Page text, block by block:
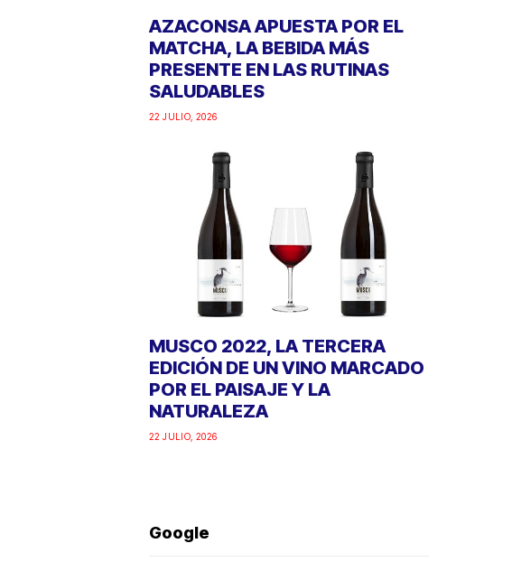
AZACONSA APUESTA POR EL
MATCHA, LA BEBIDA MÁS
PRESENTE EN LAS RUTINAS
SALUDABLES
22 JULIO, 2026
MUSCO 2022, LA TERCERA
EDICIÓN DE UN VINO MARCADO
POR EL PAISAJE Y LA
NATURALEZA
22 JULIO, 2026
Google